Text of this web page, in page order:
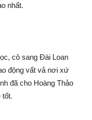
nhất.
cô sang Đài Loan
động vất vả nơi xứ
đã cho Hoàng Thảo
tốt.